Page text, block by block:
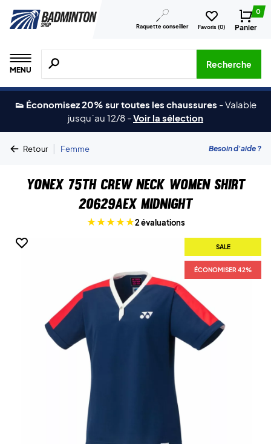
Raquette conseiller Favoris (0)
0
Panier
MENU
Recherche de produits, de marques, etc.
Recherche
👟 Économisez 20% sur toutes les chaussures -Valable
jusqu´au 12/8 -Voir la sélection
Retour | Femme Besoin d'aide ?
Yonex 75th Crew Neck Women Shirt
20629AEX Midnight
2 évaluations
SALE
ÉCONOMISER 42%